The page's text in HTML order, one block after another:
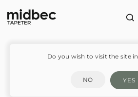
Victoria – 13106Do you wish to visit the site in
NO YES